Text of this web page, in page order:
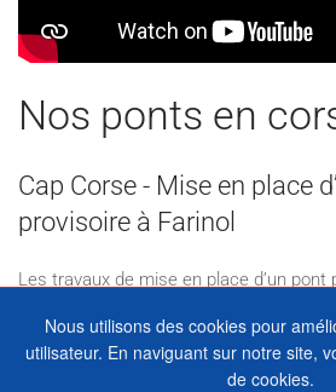
Nos ponts en
Cap Corse - Mise en place
provisoire à Farinol
Les travaux de mise en place d’un
après les intempéries qui ont touché la
novembre, ont démarré mardi. Ils
Nous utilisons des cookies pour
utilisateur. En naviguant sur notre site,
de cookies.